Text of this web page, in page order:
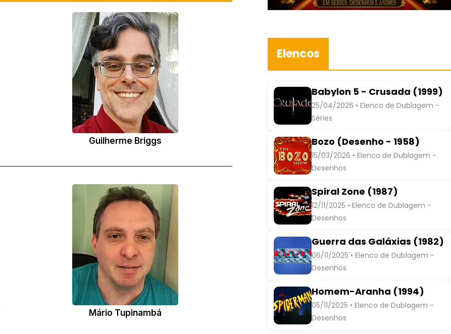
Guilherme Briggs
Mário Tupinambá
Elencos
Babylon 5 - Crusada (1999)
25/04/2026 • Elenco de Dublagem -
Séries
Bozo (Desenho - 1958)
15/03/2026 • Elenco de Dublagem -
Desenhos
Spiral Zone (1987)
12/11/2025 • Elenco de Dublagem -
Desenhos
Guerra das Galáxias (1982)
06/11/2025 • Elenco de Dublagem -
Desenhos
Homem-Aranha (1994)
05/11/2025 • Elenco de Dublagem -
Desenhos